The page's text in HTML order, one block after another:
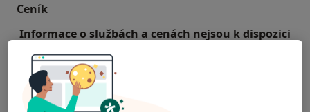
Ceník
Informace o službách a cenách nejsou k dispozici
Tento specialista ještě nepřidával žádné informace o
svých službách.